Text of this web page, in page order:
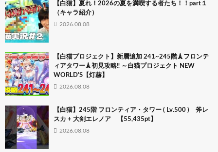
【白猫】夏れ！2026の夏を満喫する者たち！！part１
（キャラ紹介）
2026.08.08
【白猫プロジェクト】新層追加 241~245階🗼フロンテ
ィアタワー🗼初見攻略‼ ～白猫プロジェクト NEW
WORLD’S【灯赫】
2026.08.08
【白猫】245階 フロンティア・タワー ( Lv.500 ) 斧レ
スカ + 大剣エレノア 【55,435pt】
2026.08.08